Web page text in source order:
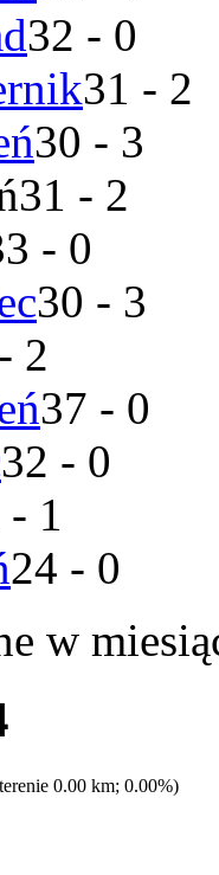
32 - 0
31 - 2
30 - 3
31 - 2
- 0
30 - 3
2
37 - 0
32 - 0
- 1
24 - 0
w
0.00 km; 0.00%)